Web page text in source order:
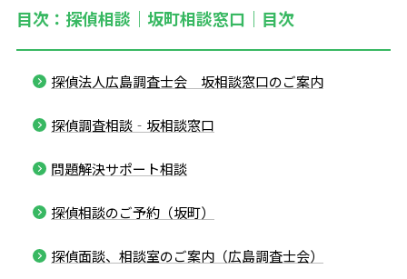
目次：探偵相談｜坂町相談窓口｜目次
探偵法人広島調査士会 坂相談窓口のご案内
探偵調査相談‐坂相談窓口
問題解決サポート相談
探偵相談のご予約（坂町）
探偵面談、相談室のご案内（広島調査士会）